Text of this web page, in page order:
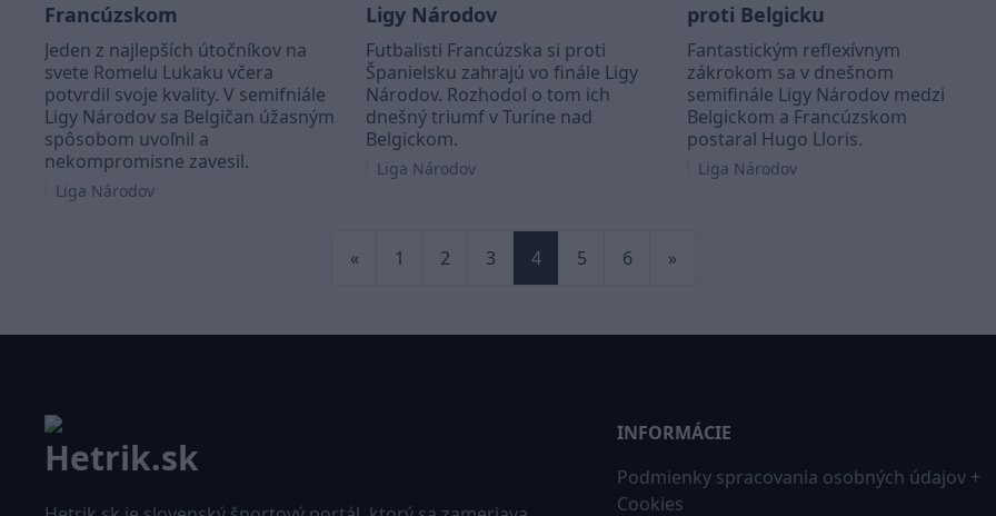
Francúzskom
Jeden z najlepších útočníkov na
svete Romelu Lukaku včera
potvrdil svoje kvality. V semifniále
Ligy Národov sa Belgičan úžasným
spôsobom uvoľnil a
nekompromisne zavesil.
Liga Národov
Ligy Národov
Futbalisti Francúzska si proti
Španielsku zahrajú vo finále Ligy
Národov. Rozhodol o tom ich
dnešný triumf v Turíne nad
Belgickom.
Liga Národov
proti Belgicku
Fantastickým reflexívnym
zákrokom sa v dnešnom
semifinále Ligy Národov medzi
Belgickom a Francúzskom
postaral Hugo Lloris.
Liga Národov
« 1 2 3 4 5 6 »
INFORMÁCIE
Podmienky spracovania osobných údajov +
Cookies